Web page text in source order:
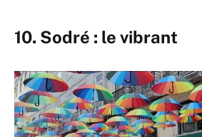
10. Sodré : le vibrant